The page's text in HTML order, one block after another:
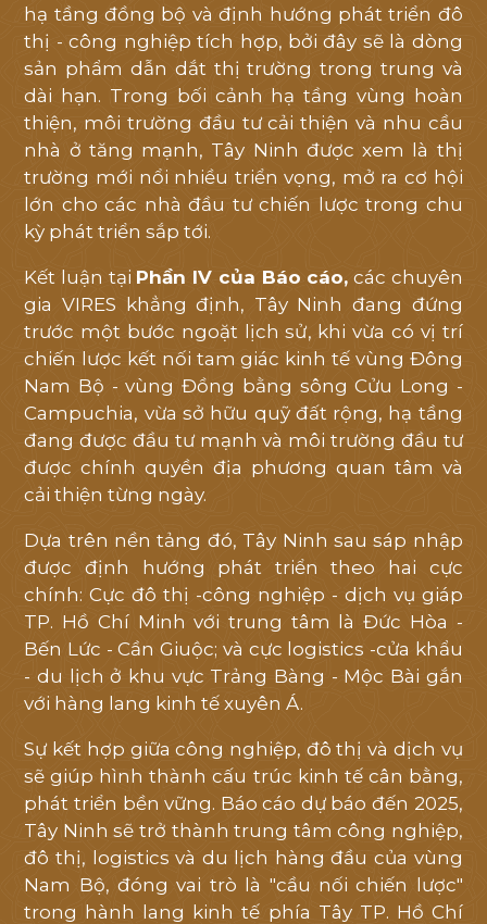
hạ tầng đồng bộ và định hướng phát triển đô
thị - công nghiệp tích hợp, bởi đây sẽ là dòng
sản phẩm dẫn dắt thị trường trong trung và
dài hạn. Trong bối cảnh hạ tầng vùng hoàn
thiện, môi trường đầu tư cải thiện và nhu cầu
nhà ở tăng mạnh, Tây Ninh được xem là thị
trường mới nổi nhiều triển vọng, mở ra cơ hội
lớn cho các nhà đầu tư chiến lược trong chu
kỳ phát triển sắp tới.
Kết luận tại Phần IV của Báo cáo, các chuyên
gia VIRES khẳng định, Tây Ninh đang đứng
trước một bước ngoặt lịch sử, khi vừa có vị trí
chiến lược kết nối tam giác kinh tế vùng Đông
Nam Bộ - vùng Đồng bằng sông Cửu Long -
Campuchia, vừa sở hữu quỹ đất rộng, hạ tầng
đang được đầu tư mạnh và môi trường đầu tư
được chính quyền địa phương quan tâm và
cải thiện từng ngày.
Dựa trên nền tảng đó, Tây Ninh sau sáp nhập
được định hướng phát triển theo hai cực
chính: Cực đô thị -công nghiệp - dịch vụ giáp
TP. Hồ Chí Minh với trung tâm là Đức Hòa -
Bến Lức - Cần Giuộc; và cực logistics -cửa khẩu
- du lịch ở khu vực Trảng Bàng - Mộc Bài gắn
với hàng lang kinh tế xuyên Á.
Sự kết hợp giữa công nghiệp, đô thị và dịch vụ
sẽ giúp hình thành cấu trúc kinh tế cân bằng,
phát triển bền vững. Báo cáo dự báo đến 2025,
Tây Ninh sẽ trở thành trung tâm công nghiệp,
đô thị, logistics và du lịch hàng đầu của vùng
Nam Bộ, đóng vai trò là "cầu nối chiến lược"
trong hành lang kinh tế phía Tây TP. Hồ Chí